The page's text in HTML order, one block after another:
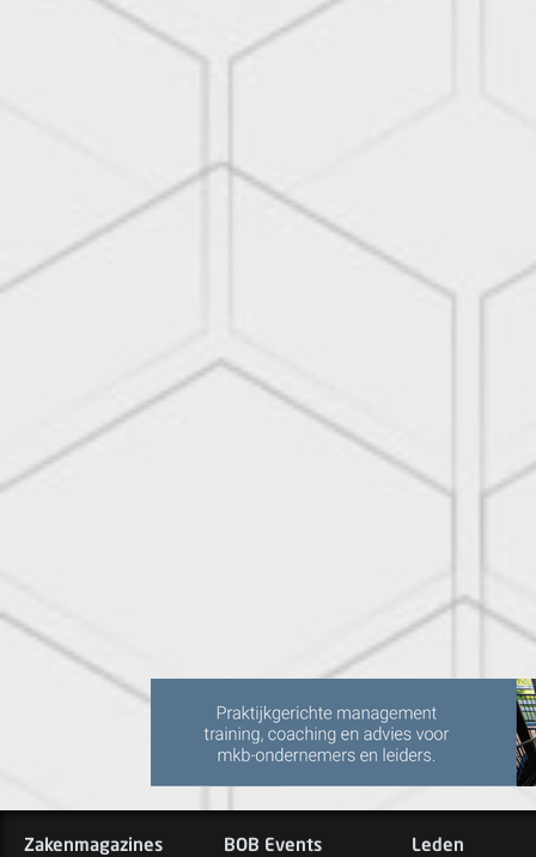
Zakenmagazines BOB Events Leden